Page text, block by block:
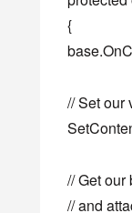
{
// Set our
// Get our
// and